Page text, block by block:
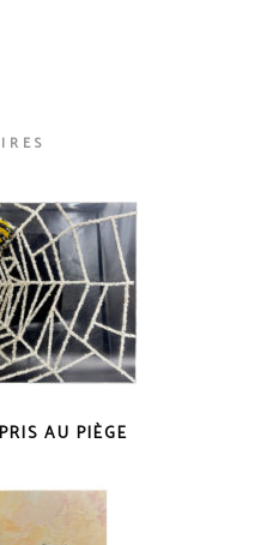
AU PIÈGE